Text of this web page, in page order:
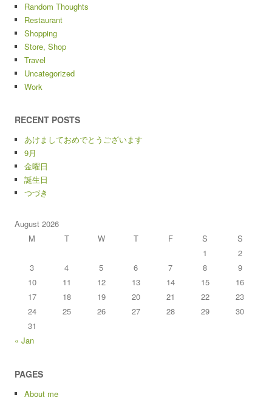
Random Thoughts
Restaurant
Shopping
Store, Shop
Travel
Uncategorized
Work
RECENT POSTS
あけましておめでとうございます
9月
金曜日
誕生日
つづき
August 2026
M
T W T F S
S
1
2
3
4 5 6 7 8
9
10
11 12 13 14 15
16
17
18 19 20 21 22
23
24
25 26 27 28 29
30
31
« Jan
PAGES
About me